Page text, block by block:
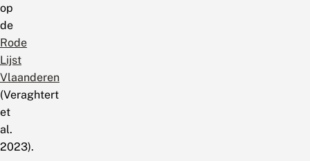
op
de
Rode
Lijst
Vlaanderen
(Veraghtert
et
al.
2023).